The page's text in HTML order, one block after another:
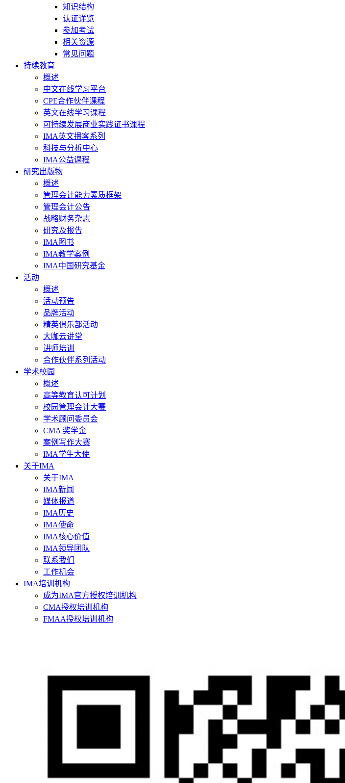
知识结构
认证详览
参加考试
相关资源
常见问题
持续教育
概述
中文在线学习平台
CPE合作伙伴课程
英文在线学习课程
可持续发展商业实践证书课程
IMA英文播客系列
科技与分析中心
IMA公益课程
研究出版物
概述
管理会计能力素质框架
管理会计公告
战略财务杂志
研究及报告
IMA图书
IMA教学案例
IMA中国研究基金
活动
概述
活动预告
品牌活动
精英俱乐部活动
大咖云讲堂
讲师培训
合作伙伴系列活动
学术校园
概述
高等教育认可计划
校园管理会计大赛
学术顾问委员会
CMA 奖学金
案例写作大赛
IMA学生大使
关于IMA
关于IMA
IMA新闻
媒体报道
IMA历史
IMA使命
IMA核心价值
IMA领导团队
联系我们
工作机会
IMA培训机构
成为IMA官方授权培训机构
CMA授权培训机构
FMAA授权培训机构